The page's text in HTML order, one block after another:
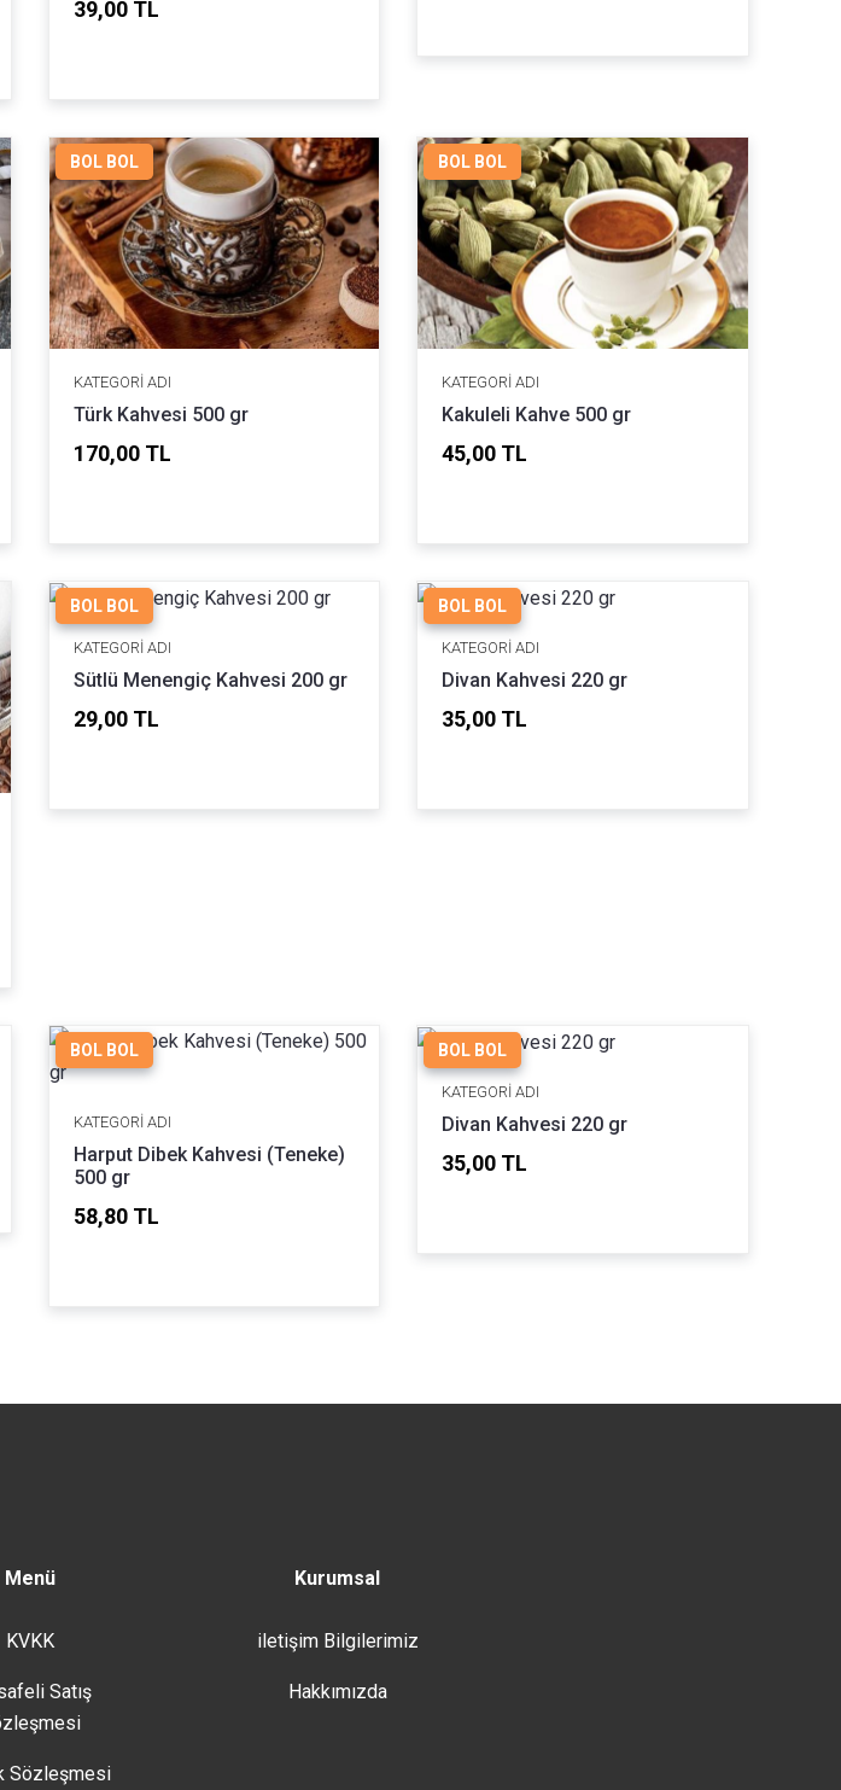
39,00 TL
BOL BOL
KATEGORI ADI
Türk Kahvesi 500 gr
170,00 TL
BOL BOL
KATEGORI ADI
Kakuleli Kahve 500 gr
45,00 TL
BOL BOL
KATEGORI ADI
Sütlü Menengiç Kahvesi 200 gr
29,00 TL
BOL BOL
KATEGORI ADI
Divan Kahvesi 220 gr
35,00 TL
BOL BOL
KATEGORI ADI
Harput Dibek Kahvesi (Teneke)
500 gr
58,80 TL
BOL BOL
KATEGORI ADI
Divan Kahvesi 220 gr
35,00 TL
Menü
KVKK
Satış
Sözleşmesi
Kurumsal
iletişim Bilgilerimiz
Hakkımızda